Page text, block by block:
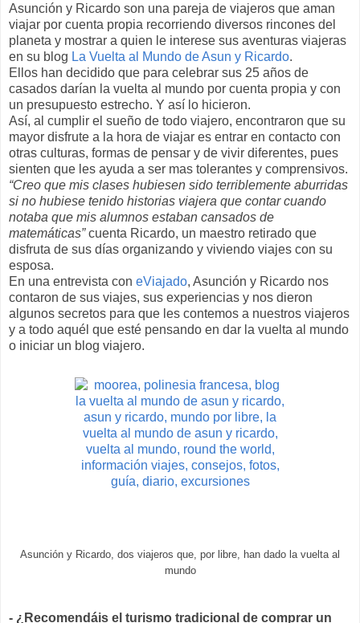
Asunción y Ricardo son una pareja de viajeros que aman
viajar por cuenta propia recorriendo diversos rincones del
planeta y mostrar a quien le interese sus aventuras viajeras
en su blog La Vuelta al Mundo de Asun y Ricardo.
Ellos han decidido que para celebrar sus 25 años de
casados darían la vuelta al mundo por cuenta propia y con
un presupuesto estrecho. Y así lo hicieron.
Así, al cumplir el sueño de todo viajero, encontraron que su
mayor disfrute a la hora de viajar es entrar en contacto con
otras culturas, formas de pensar y de vivir diferentes, pues
sienten que les ayuda a ser mas tolerantes y comprensivos.
“Creo que mis clases hubiesen sido terriblemente aburridas
si no hubiese tenido historias viajera que contar cuando
notaba que mis alumnos estaban cansados de
matemáticas”cuenta Ricardo, un maestro retirado que
disfruta de sus días organizando y viviendo viajes con su
esposa.
En una entrevista con eViajado, Asunción y Ricardo nos
contaron de sus viajes, sus experiencias y nos dieron
algunos secretos para que les contemos a nuestros viajeros
y a todo aquél que esté pensando en dar la vuelta al mundo
o iniciar un blog viajero.
Asunción y Ricardo, dos viajeros que, por libre, han dado la vuelta al
mundo
- ¿Recomendáis el turismo tradicional de comprar un